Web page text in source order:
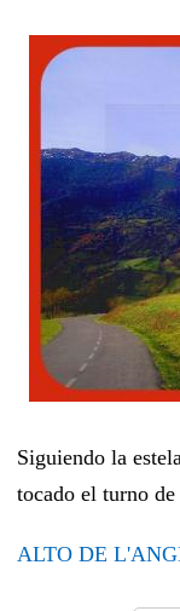
Siguiendo la
tocado el turno
ALTO DE